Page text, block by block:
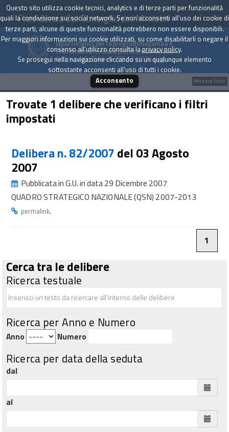
Presidenza del Consiglio dei Ministri
Dipartimento per la programmazione e il
coordinamento della politica economica
Archivio delle Delibere CIPE dal 1967 a oggi
Trovate 1 delibere che verificano i filtri
impostati
Delibera n. 82/2007 del 03 Agosto
2007
Pubblicata in G.U. in data 29 Dicembre 2007
QUADRO STRATEGICO NAZIONALE (QSN) 2007-2013
permalink.
1
Cerca tra le delibere
Ricerca testuale
Ricerca per Anno e Numero
Anno Numero
Ricerca per data della seduta
dal
al
Mostra filtri
Questo sito utilizza cookie tecnici, analytics e di terze parti per funzionalità
quali la condivisione sui social network. Se non acconsenti all'uso dei cookie di
terze parti, alcune di queste funzionalità potrebbero non essere disponibili.
Per maggiori informazioni sui cookie utilizzati, su come disabilitarli o negare il
consenso all'utilizzo consulta laprivacy policy.
Se prosegui nella navigazione cliccando su un qualunque elemento
sottostante acconsenti all'uso di tutti i cookie.
Acconsento